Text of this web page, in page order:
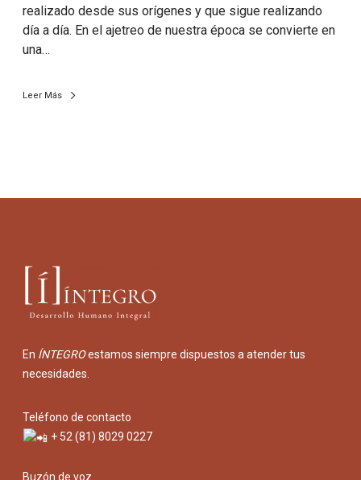
realizado desde sus orígenes y que sigue realizando
día a día. En el ajetreo de nuestra época se convierte en
una…
Leer Más
En ÍNTEGROestamos siempre dispuestos a atender tus
necesidades.
Teléfono de contacto
+ 52 (81) 8029 0227
Buzón de voz